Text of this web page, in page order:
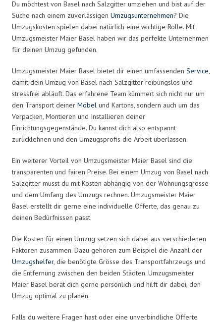
Du möchtest von Basel nach Salzgitter umziehen und bist auf der
Suche nach einem zuverlässigen Umzugsunternehmen? Die
Umzugskosten spielen dabei natürlich eine wichtige Rolle. Mit
Umzugsmeister Maier Basel haben wir das perfekte Unternehmen
für deinen Umzug gefunden.
Umzugsmeister Maier Basel bietet dir einen umfassenden Service,
damit dein Umzug von Basel nach Salzgitter reibungslos und
stressfrei abläuft. Das erfahrene Team kümmert sich nicht nur um
den Transport deiner Möbel und Kartons, sondern auch um das
Verpacken, Montieren und Installieren deiner
Einrichtungsgegenstände. Du kannst dich also entspannt
zurücklehnen und den Umzugsprofis die Arbeit überlassen.
Ein weiterer Vorteil von Umzugsmeister Maier Basel sind die
transparenten und fairen Preise. Bei einem Umzug von Basel nach
Salzgitter musst du mit Kosten abhängig von der Wohnungsgrösse
und dem Umfang des Umzugs rechnen. Umzugsmeister Maier
Basel erstellt dir gerne eine individuelle Offerte, das genau zu
deinen Bedürfnissen passt.
Die Kosten für einen Umzug setzen sich dabei aus verschiedenen
Faktoren zusammen. Dazu gehören zum Beispiel die Anzahl der
Umzugshelfer, die benötigte Grösse des Transportfahrzeugs und
die Entfernung zwischen den beiden Städten. Umzugsmeister
Maier Basel berät dich gerne persönlich und hilft dir dabei, den
Umzug optimal zu planen.
Falls du weitere Fragen hast oder eine unverbindliche Offerte